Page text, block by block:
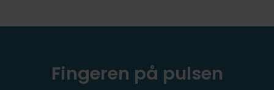
Fingeren på pulsen